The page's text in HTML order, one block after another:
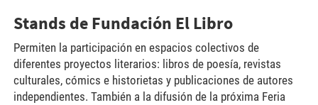
Stands de Fundación El Libro
Permiten la participación en espacios colectivos de
diferentes proyectos literarios: libros de poesía, revistas
culturales, cómics e historietas y publicaciones de autores
independientes. También a la difusión de la próxima Feria